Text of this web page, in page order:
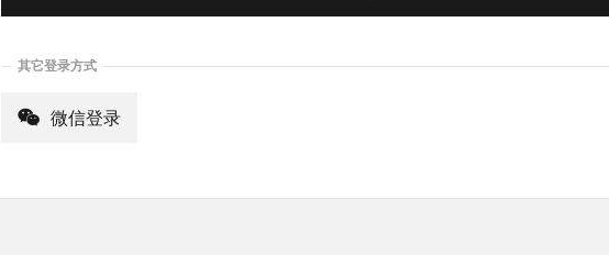
其它登录方式
微信登录